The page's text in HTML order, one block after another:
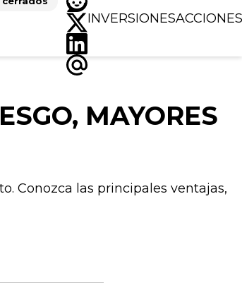
INVERSIONESACCIONES
MAYORES
Conozca las principales ventajas,